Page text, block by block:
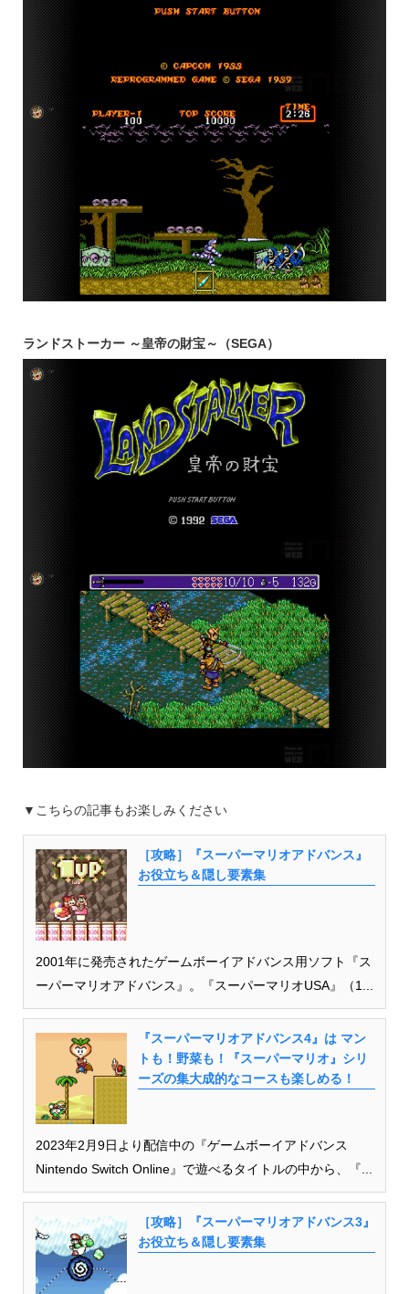
ランドストーカー ～皇帝の財宝～（SEGA）
▼こちらの記事もお楽しみください
［攻略］『スーパーマリオアドバンス』
お役立ち＆隠し要素集
2001年に発売されたゲームボーイアドバンス用ソフト『ス
ーパーマリオアドバンス』。『スーパーマリオUSA』（1...
『スーパーマリオアドバンス4』は マン
トも！野菜も！『スーパーマリオ』シリ
ーズの集大成的なコースも楽しめる！
2023年2月9日より配信中の『ゲームボーイアドバンス
Nintendo Switch Online』で遊べるタイトルの中から、『...
［攻略］『スーパーマリオアドバンス3』
お役立ち＆隠し要素集